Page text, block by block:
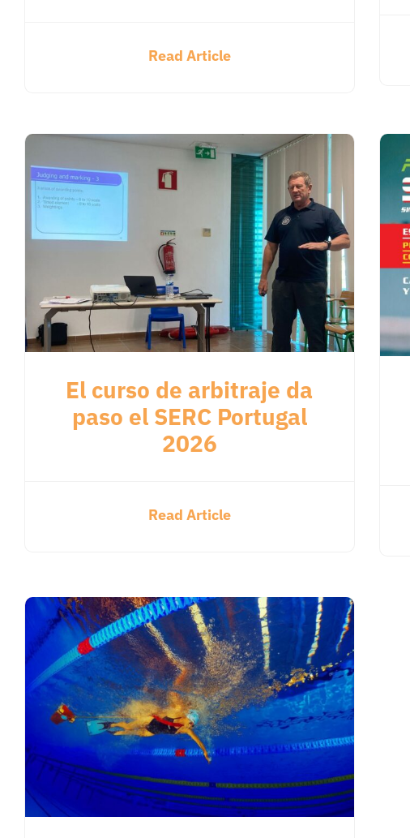
Read Article
El curso de arbitraje da
paso el SERC Portugal
2026
Read Article